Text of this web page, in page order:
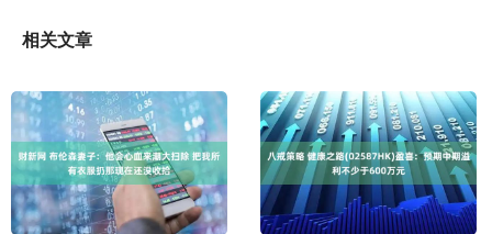
相关文章